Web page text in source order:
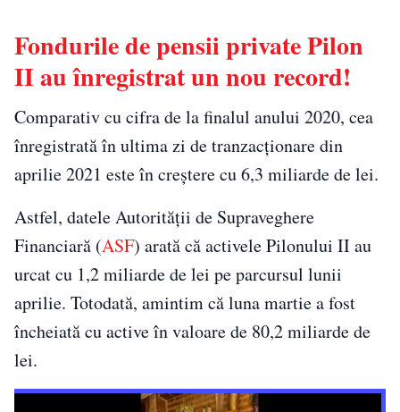
Fondurile de pensii private Pilon
II au înregistrat un nou record!
Comparativ cu cifra de la finalul anului 2020, cea
înregistrată în ultima zi de tranzacţionare din
aprilie 2021 este în creştere cu 6,3 miliarde de lei.
Astfel, datele Autorităţii de Supraveghere
Financiară (ASF) arată că activele Pilonului II au
urcat cu 1,2 miliarde de lei pe parcursul lunii
aprilie. Totodată, amintim că luna martie a fost
încheiată cu active în valoare de 80,2 miliarde de
lei.